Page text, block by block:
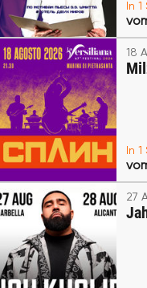
In
18
In
27